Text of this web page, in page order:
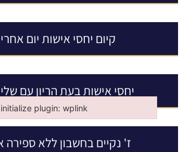
קיום יחסי אישות יום אחרי
יחסי אישות בעת הריון עם
ז' נקיים בחשבון ללא ספירה
plugin: wplink
plugin: wplink